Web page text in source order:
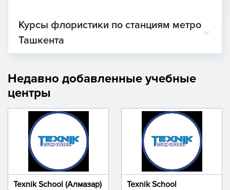
Курсы флористики по станциям метро
Ташкента
Недавно добавленные учебные
центры
Texnik School (Алмазар)
Texnik School